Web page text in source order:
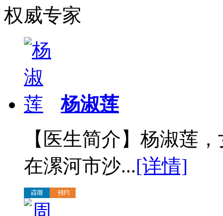
权威专家
杨淑莲
【医生简介】杨淑莲
在漯河市沙...[详情]